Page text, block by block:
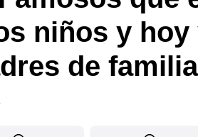
niños y
de familia